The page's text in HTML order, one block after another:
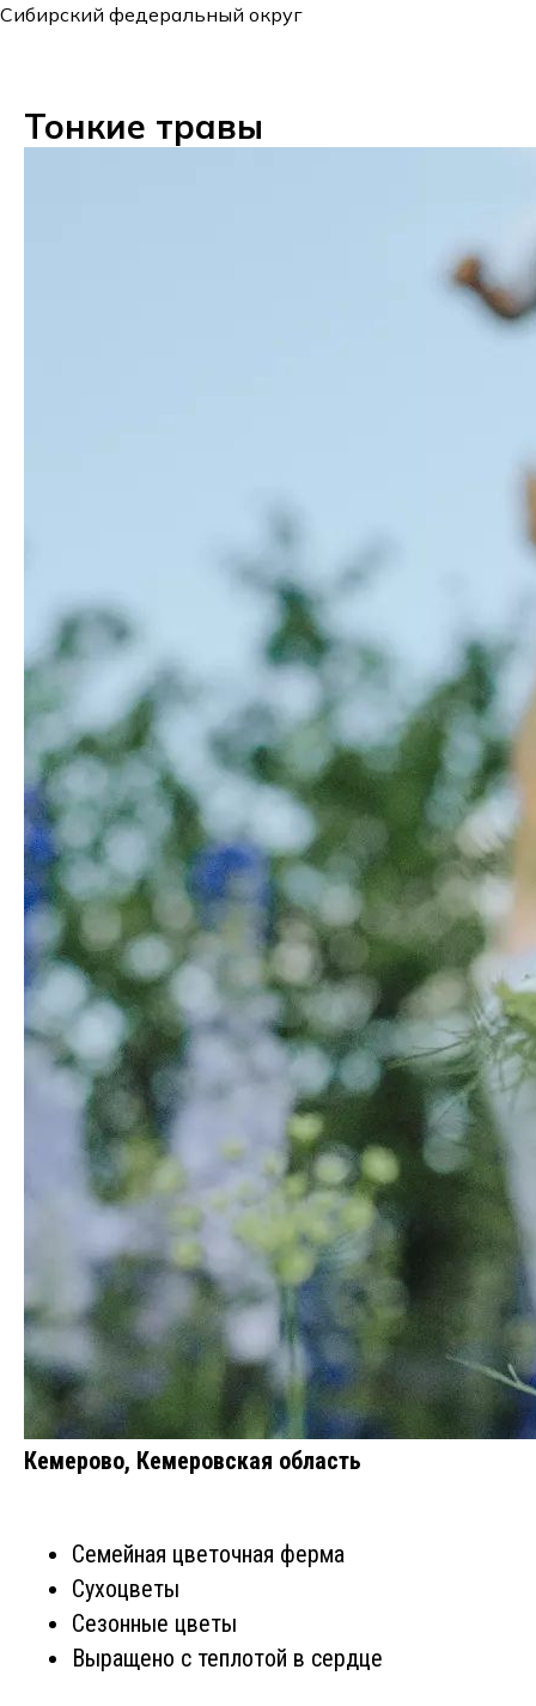
Сибирский федеральный округ
Тонкие травы
Кемерово, Кемеровская область
Семейная цветочная ферма
Сухоцветы
Сезонные цветы
Выращено с теплотой в сердце